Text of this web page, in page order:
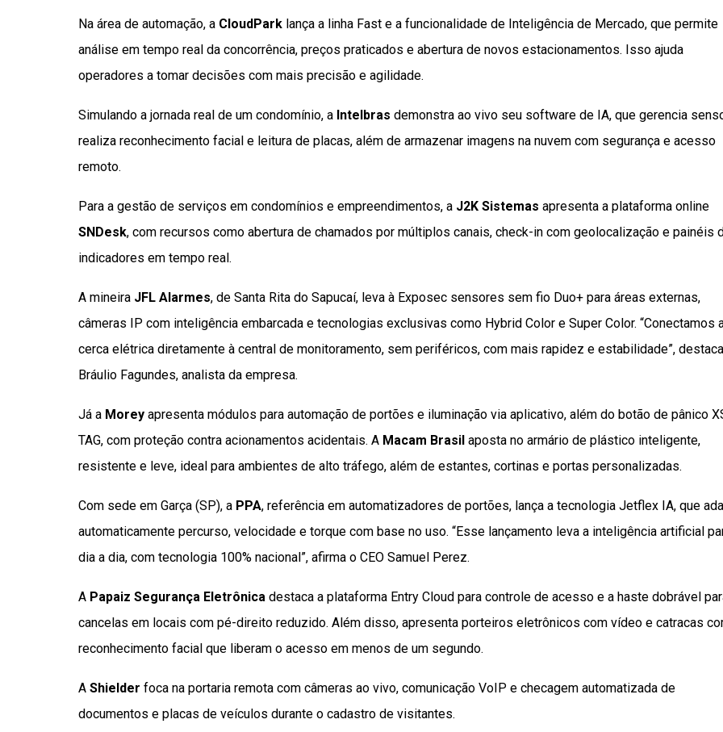
Na área de automação, a CloudPark lança a linha Fast e a funcionalidade de Inteligência de Mercado, que permite
análise em tempo real da concorrência, preços praticados e abertura de novos estacionamentos. Isso ajuda
operadores a tomar decisões com mais precisão e agilidade.
Simulando a jornada real de um condomínio, a Intelbras demonstra ao vivo seu software de IA, que gerencia
realiza reconhecimento facial e leitura de placas, além de armazenar imagens na nuvem com segurança e acesso
remoto.
Para a gestão de serviços em condomínios e empreendimentos, a J2K Sistemas apresenta a plataforma online
SNDesk, com recursos como abertura de chamados por múltiplos canais, check-in com geolocalização e painéis
indicadores em tempo real.
A mineira JFL Alarmes, de Santa Rita do Sapucaí, leva à Exposec sensores sem fio Duo+ para áreas externas,
câmeras IP com inteligência embarcada e tecnologias exclusivas como Hybrid Color e Super Color. “Conectamos
cerca elétrica diretamente à central de monitoramento, sem periféricos, com mais rapidez e estabilidade”, destaca
Bráulio Fagundes, analista da empresa.
Já a Morey apresenta módulos para automação de portões e iluminação via aplicativo, além do botão de pânico
TAG, com proteção contra acionamentos acidentais. A Macam Brasil aposta no armário de plástico inteligente,
resistente e leve, ideal para ambientes de alto tráfego, além de estantes, cortinas e portas personalizadas.
Com sede em Garça (SP), a PPA, referência em automatizadores de portões, lança a tecnologia Jetflex IA, que
automaticamente percurso, velocidade e torque com base no uso. “Esse lançamento leva a inteligência artificial
dia a dia, com tecnologia 100% nacional”, afirma o CEO Samuel Perez.
A Papaiz Segurança Eletrônica destaca a plataforma Entry Cloud para controle de acesso e a haste dobrável
cancelas em locais com pé-direito reduzido. Além disso, apresenta porteiros eletrônicos com vídeo e catracas
reconhecimento facial que liberam o acesso em menos de um segundo.
A Shielder foca na portaria remota com câmeras ao vivo, comunicação VoIP e checagem automatizada de
documentos e placas de veículos durante o cadastro de visitantes.